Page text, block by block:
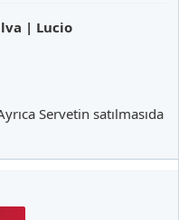
| Lucio
Servetin satılmasıda